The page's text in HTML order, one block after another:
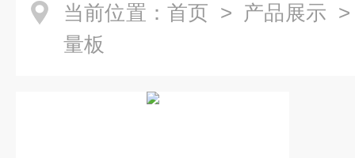
当前位置： 首页 > 产品展示
量板